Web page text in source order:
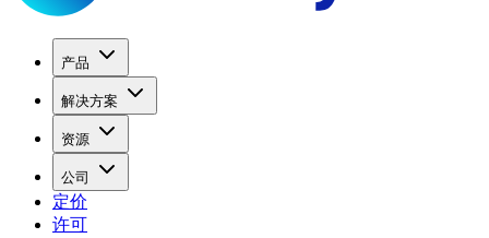
产品
解决方案
资源
公司
定价
许可